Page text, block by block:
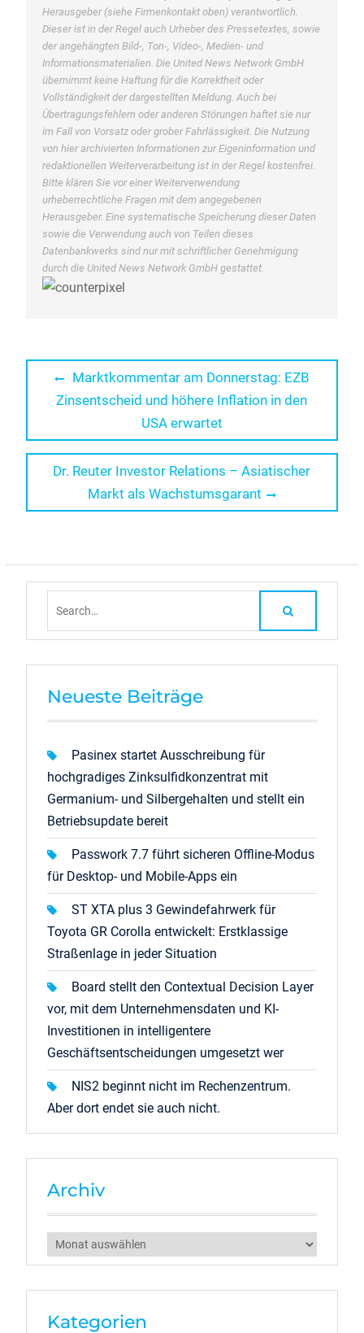
Herausgeber (siehe Firmenkontakt oben) verantwortlich.
Dieser ist in der Regel auch Urheber des Pressetextes, sowie
der angehängten Bild-, Ton-, Video-, Medien- und
Informationsmaterialien. Die United News Network GmbH
übernimmt keine Haftung für die Korrektheit oder
Vollständigkeit der dargestellten Meldung. Auch bei
Übertragungsfehlern oder anderen Störungen haftet sie nur
im Fall von Vorsatz oder grober Fahrlässigkeit. Die Nutzung
von hier archivierten Informationen zur Eigeninformation und
redaktionellen Weiterverarbeitung ist in der Regel kostenfrei.
Bitte klären Sie vor einer Weiterverwendung
urheberrechtliche Fragen mit dem angegebenen
Herausgeber. Eine systematische Speicherung dieser Daten
sowie die Verwendung auch von Teilen dieses
Datenbankwerks sind nur mit schriftlicher Genehmigung
durch die United News Network GmbH gestattet.
Beitragsnavigation
Previous
post:
Marktkommentar am Donnerstag: EZB
Zinsentscheid und höhere Inflation in den
USA erwartet
Next
Dr. Reuter Investor Relations – Asiatischer
Markt als Wachstumsgarant
Neueste Beiträge
Pasinex startet Ausschreibung für
hochgradiges Zinksulfidkonzentrat mit
Germanium- und Silbergehalten und stellt ein
Betriebsupdate bereit
Passwork 7.7 führt sicheren Offline-Modus
für Desktop- und Mobile-Apps ein
ST XTA plus 3 Gewindefahrwerk für
Toyota GR Corolla entwickelt: Erstklassige
Straßenlage in jeder Situation
Board stellt den Contextual Decision Layer
vor, mit dem Unternehmensdaten und KI-
Investitionen in intelligentere
Geschäftsentscheidungen umgesetzt wer
NIS2 beginnt nicht im Rechenzentrum.
Aber dort endet sie auch nicht.
Archiv
Archiv
Kategorien